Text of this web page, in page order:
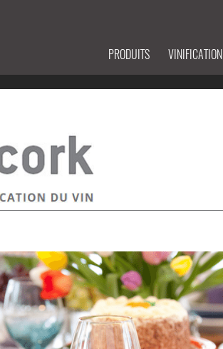
PRODUITS VINIFICATION